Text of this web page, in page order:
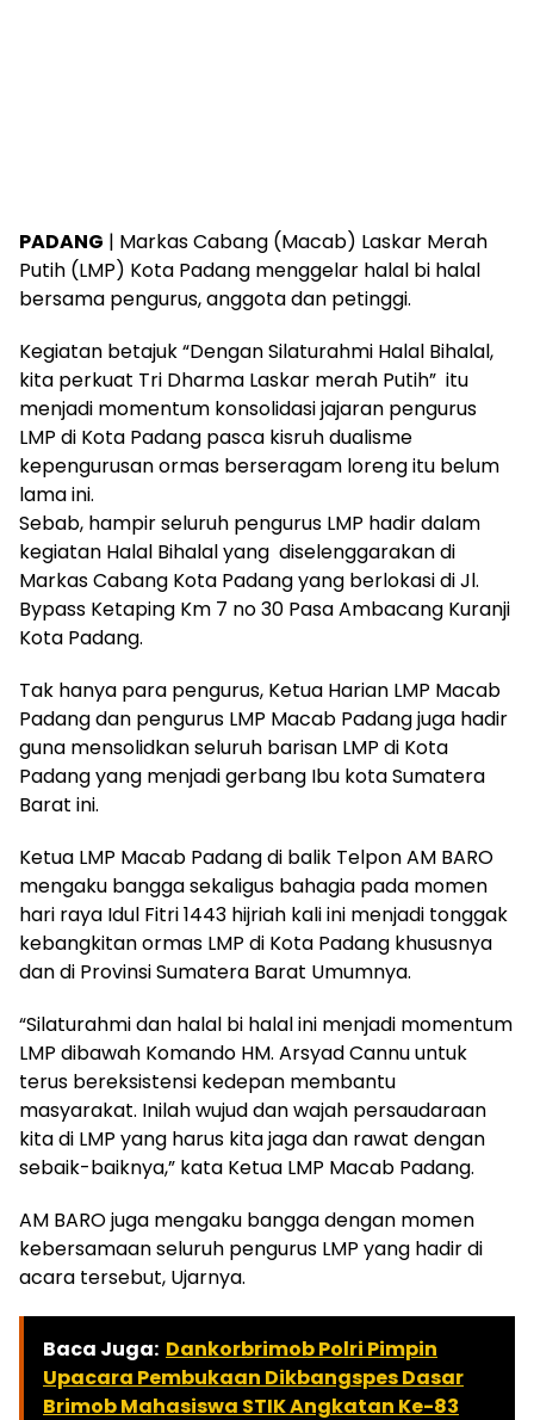
PADANG | Markas Cabang (Macab) Laskar Merah
Putih (LMP) Kota Padang menggelar halal bi halal
bersama pengurus, anggota dan petinggi.
Kegiatan betajuk “Dengan Silaturahmi Halal Bihalal,
kita perkuat Tri Dharma Laskar merah Putih” itu
menjadi momentum konsolidasi jajaran pengurus
LMP di Kota Padang pasca kisruh dualisme
kepengurusan ormas berseragam loreng itu belum
lama ini.
Sebab, hampir seluruh pengurus LMP hadir dalam
kegiatan Halal Bihalal yang diselenggarakan di
Markas Cabang Kota Padang yang berlokasi di Jl.
Bypass Ketaping Km 7 no 30 Pasa Ambacang Kuranji
Kota Padang.
Tak hanya para pengurus, Ketua Harian LMP Macab
Padang dan pengurus LMP Macab Padang juga hadir
guna mensolidkan seluruh barisan LMP di Kota
Padang yang menjadi gerbang Ibu kota Sumatera
Barat ini.
Ketua LMP Macab Padang di balik Telpon AM BARO
mengaku bangga sekaligus bahagia pada momen
hari raya Idul Fitri 1443 hijriah kali ini menjadi tonggak
kebangkitan ormas LMP di Kota Padang khususnya
dan di Provinsi Sumatera Barat Umumnya.
“Silaturahmi dan halal bi halal ini menjadi momentum
LMP dibawah Komando HM. Arsyad Cannu untuk
terus bereksistensi kedepan membantu
masyarakat. Inilah wujud dan wajah persaudaraan
kita di LMP yang harus kita jaga dan rawat dengan
sebaik-baiknya,” kata Ketua LMP Macab Padang.
AM BARO juga mengaku bangga dengan momen
kebersamaan seluruh pengurus LMP yang hadir di
acara tersebut, Ujarnya.
Baca Juga: Dankorbrimob Polri Pimpin
Upacara Pembukaan Dikbangspes Dasar
Brimob Mahasiswa STIK Angkatan Ke-83